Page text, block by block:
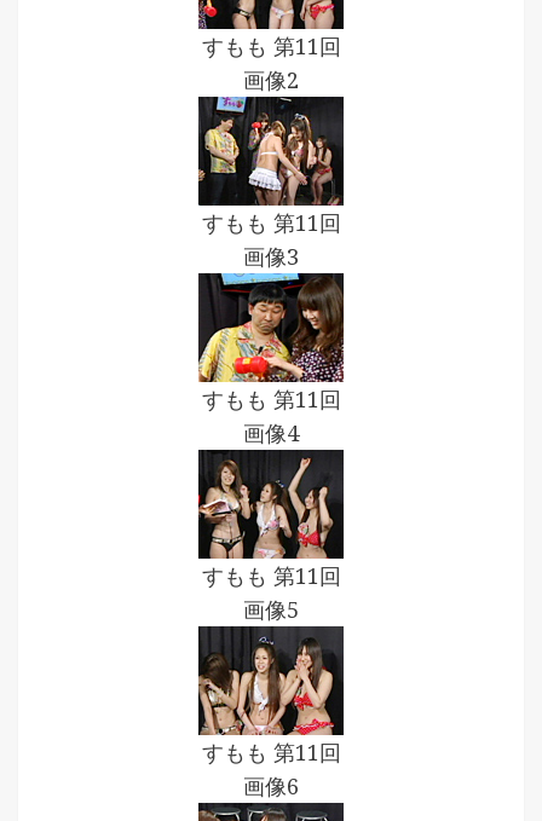
すもも 第11回
画像2
すもも 第11回
画像3
すもも 第11回
画像4
すもも 第11回
画像5
すもも 第11回
画像6